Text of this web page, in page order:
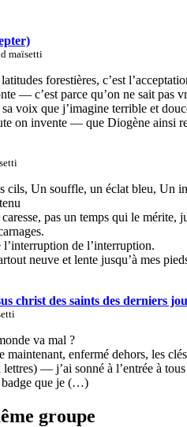
maïsetti
forestières, c’est
— c’est parce qu’on ne sait pas
voix que j’imagine terrible et
on invente — que Diogène ainsi
cils, Un souffle, un éclat bleu, Un
pas un temps qui le mérite,
de l’interruption.
neuve et lente jusqu’à mes
christ des saints des derniers
va mal ?
maintenant, enfermé dehors, les
— j’ai sonné à l’entrée à
badge que je (…)
groupe